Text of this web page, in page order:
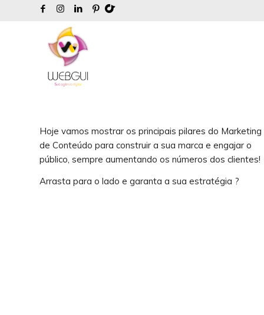
Hoje vamos mostrar os principais pilares do Marketing
de Conteúdo para construir a sua marca e engajar o
público, sempre aumentando os números dos clientes!
Arrasta para o lado e garanta a sua estratégia ?